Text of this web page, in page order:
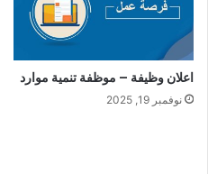
اعلان وظيفة – موظفة تنمية موارد
نوفمبر 19, 2025